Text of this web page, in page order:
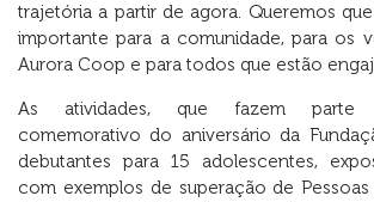
trajetória a partir de agora. Queremos
importante para a comunidade, para os
Aurora Coop e para todos que estão
As atividades, que fazem parte
comemorativo do aniversário da
debutantes para 15 adolescentes,
com exemplos de superação de